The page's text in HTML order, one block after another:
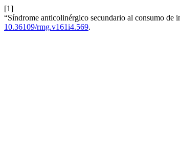
[1]
“Síndrome anticolinérgico secundario al consumo de
10.36109/rmg.v161i4.569.